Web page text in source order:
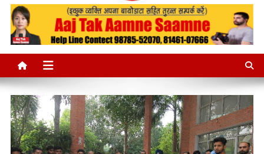
Aaj Tak Aamne Saamne.com